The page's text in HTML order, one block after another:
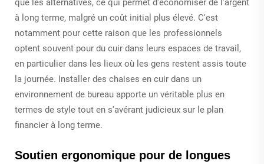
que les alternatives, ce qui permet d'économiser de l'argent
à long terme, malgré un coût initial plus élevé. C'est
notamment pour cette raison que les professionnels
optent souvent pour du cuir dans leurs espaces de travail,
en particulier dans les lieux où les gens restent assis toute
la journée. Installer des chaises en cuir dans un
environnement de bureau apporte un véritable plus en
termes de style tout en s'avérant judicieux sur le plan
financier à long terme.
Soutien ergonomique pour de longues